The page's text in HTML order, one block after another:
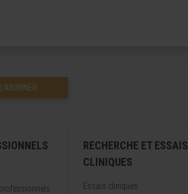
RECHERCHE ET ESSAIS
CLINIQUES
Essais cliniques